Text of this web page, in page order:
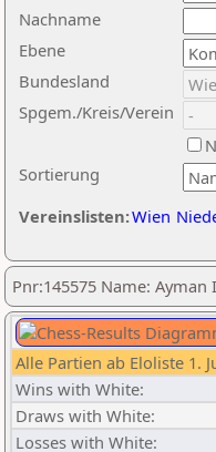
Nachname
Ebene
Sortierung
Bundesland
Spgem./Kreis/Verein
Vereinslisten:Wien
Pnr:145575 Name: Ayman
Alle Partien ab Eloliste 1.
Wins with White:
Draws with White:
Losses with White: